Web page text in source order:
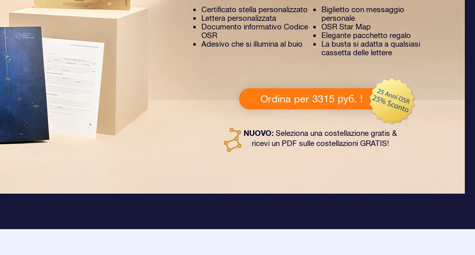
Certificato stella personalizzato
Lettera personalizzata
Documento informativo Codice
OSR
Adesivo che si illumina al buio
Biglietto con messaggio
personale
OSR Star Map
Elegante pacchetto regalo
La busta si adatta a qualsiasi
cassetta delle lettere
Ordina per 3315 руб. !
NUOVO: Seleziona una costellazione gratis &
ricevi un PDF sulle costellazioni GRATIS!